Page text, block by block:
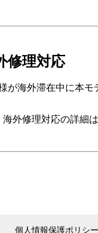
修理対応
が海外滞在中に本モ
海外修理対応の詳細
個人情報保護ポリシー